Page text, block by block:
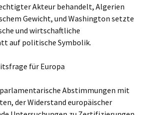
Akteur behandelt, Algerien
Gewicht, und Washington setzte
und wirtschaftliche
auf politische Symbolik.
für Europa
Abstimmungen mit
der Widerstand europäischer